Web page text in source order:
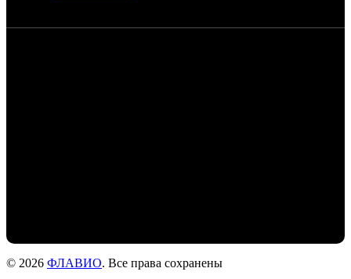
© 2026 ФЛАВИО. Все права сохранены